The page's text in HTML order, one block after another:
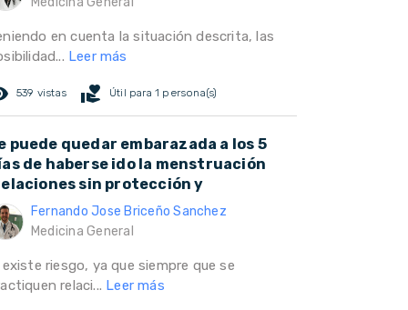
en cuenta la situación descrita, las
Leer más
539 vistas volunteer_activism Útil para 1 persona(s)
puede quedar embarazada a los 5
de haberse ido la menstruación
sin protección y
Fernando Jose Briceño Sanchez
Medicina General
existe riesgo, ya que siempre que se
relaci... Leer más